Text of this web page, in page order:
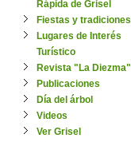
Rápida de Grisel
Fiestas y tradiciones
Lugares de Interés
Turístico
Revista "La Diezma"
Publicaciones
Día del árbol
Videos
Ver Grisel